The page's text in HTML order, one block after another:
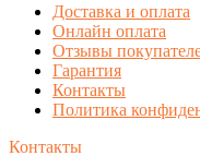
Доставка и оплата
Онлайн оплата
Отзывы
Гарантия
Контакты
Политика
Контакты